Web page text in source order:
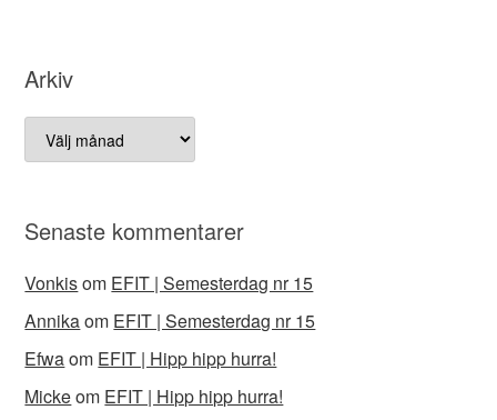
Arkiv
Arkiv
Senaste kommentarer
Vonkisom EFIT | Semesterdag nr 15
Annikaom EFIT | Semesterdag nr 15
Efwaom EFIT | Hipp hipp hurra!
Mickeom EFIT | Hipp hipp hurra!